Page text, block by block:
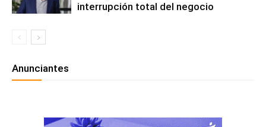
interrupción total del negocio
Anunciantes